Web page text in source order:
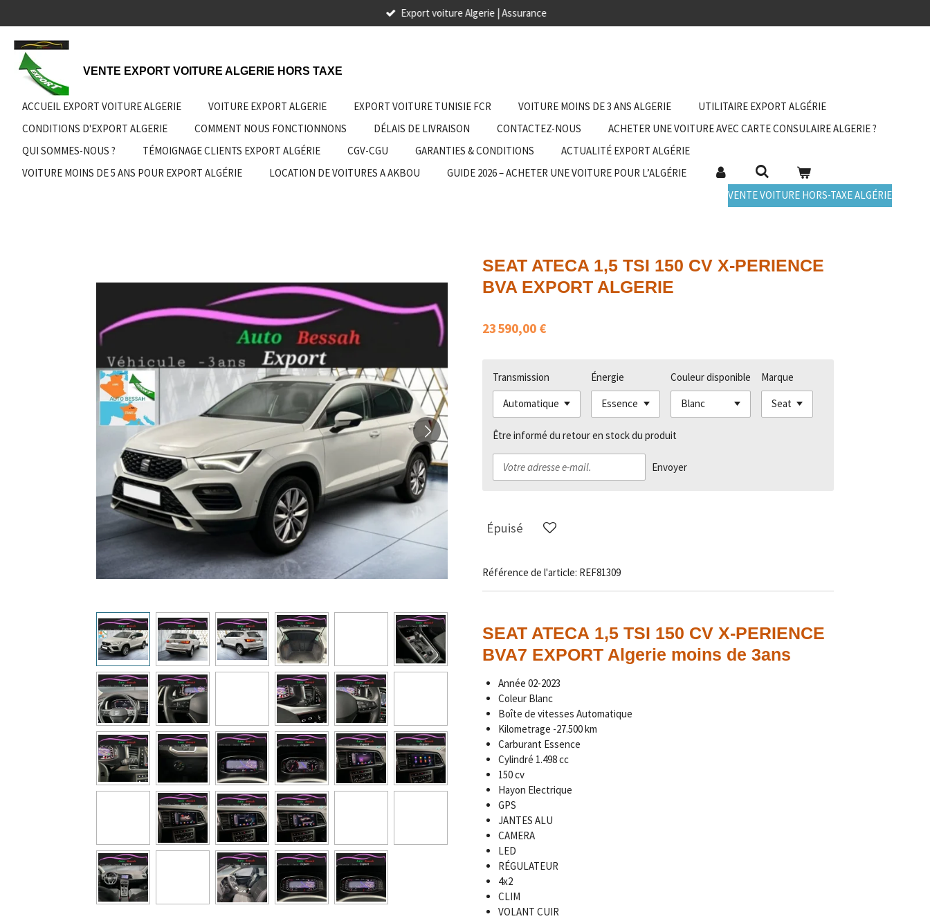
au
contenu
principal
Export voiture Algerie | Assurance
VENTE EXPORT VOITURE ALGERIE HORS TAXE
ACCUEIL EXPORT VOITURE ALGERIE VOITURE EXPORT ALGERIE EXPORT VOITURE TUNISIE FCR VOITURE MOINS DE 3 ANS ALGERIE
UTILITAIRE EXPORT ALGÉRIE
CONDITIONS D'EXPORT ALGERIE
COMMENT NOUS FONCTIONNONS DÉLAIS DE LIVRAISON CONTACTEZ-NOUS
ACHETER UNE VOITURE AVEC CARTE CONSULAIRE ALGERIE ?
QUI SOMMES-NOUS ?
TÉMOIGNAGE CLIENTS EXPORT ALGÉRIE CGV-CGU GARANTIES & CONDITIONS
ACTUALITÉ EXPORT ALGÉRIE
VOITURE MOINS DE 5 ANS POUR EXPORT ALGÉRIE
LOCATION DE VOITURES A AKBOU
GUIDE 2026 – ACHETER UNE VOITURE POUR L’ALGÉRIE
VENTE VOITURE HORS-TAXE ALGÉRIE
SEAT ATECA 1,5 TSI 150 CV X-PERIENCE
BVA EXPORT ALGERIE
23 590,00 €
Transmission Énergie Couleur disponible Marque
Être informé du retour en stock du produit
Envoyer
Épuisé
Référence de l'article: REF81309
SEAT ATECA 1,5 TSI 150 CV X-PERIENCE
BVA7 EXPORT Algerie moins de 3ans
Année 02-2023
Coleur Blanc
Boîte de vitesses Automatique
Kilometrage -27.500km
Carburant Essence
Cylindré 1.498 cc
150 cv
Hayon Electrique
GPS
JANTES ALU
CAMERA
LED
RÉGULATEUR
4x2
CLIM
VOLANT CUIR